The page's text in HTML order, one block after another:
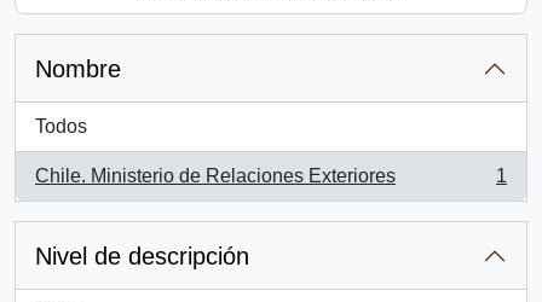
Nombre
Todos
Chile. Ministerio de Relaciones Exteriores
, 1 resultados
1
Nivel de descripción